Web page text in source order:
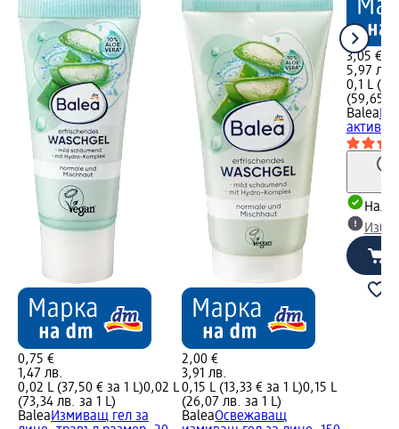
0,75 €
1,47 лв.
0,02 L (37,50 € за 1 L)0,02 L
(73,34 лв. за 1 L)
BaleaИзмиващ гел за
2,00 €
3,91 лв.
0,15 L (13,33 € за 1 L)0,15 L
(26,07 лв. за 1 L)
BaleaОсвежаващ
3,05 €
5,97 лв.
0,1 L
(59,65
Balea
активен